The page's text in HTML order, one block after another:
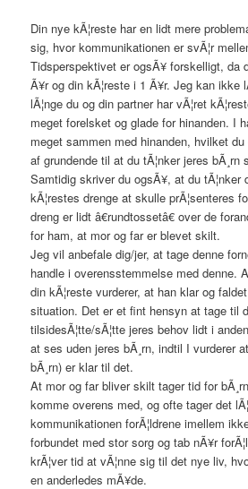
Din nye kÃ¦reste har en lidt mere
sig, hvor kommunikationen er svÃ¦r
Tidsperspektivet er ogsÃ¥ forskelligt, da
Ã¥r og din kÃ¦reste i 1 Ã¥r. Jeg kan ikke
lÃ¦nge du og din partner har vÃ¦ret
meget forelsket og glade for hinanden. I
meget sammen med hinanden, hvilket
af grundende til at du tÃ¦nker jeres bÃ¸rn
Samtidig skriver du ogsÃ¥, at du tÃ¦nker
kÃ¦restes drenge at skulle prÃ¦senteres
dreng er lidt â€rundtossetâ€ over de
for ham, at mor og far er blevet skilt.
Jeg vil anbefale dig/jer, at tage denne
handle i overensstemmelse med denne.
din kÃ¦reste vurderer, at han klar og
situation. Det er et fint hensyn at tage til
tilsidesÃ¦tte/sÃ¦tte jeres behov lidt i
at ses uden jeres bÃ¸rn, indtil I vurderer
bÃ¸rn) er klar til det.
At mor og far bliver skilt tager tid for
komme overens med, og ofte tager det
kommunikationen forÃ¦ldrene imellem
forbundet med stor sorg og tab nÃ¥r
krÃ¦ver tid at vÃ¦nne sig til det nye liv,
en anderledes mÃ¥de.